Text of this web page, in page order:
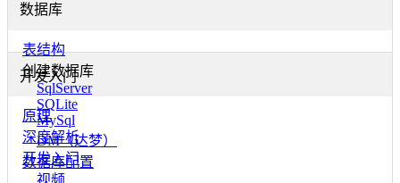
数据库
表结构
创建数据库
SqlServer
SQLite
MySql
DM（达梦）
数据库配置
开发入门
原理
深度解析
开发入门